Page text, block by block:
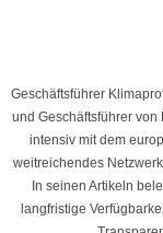
Geschäftsführer
und Geschäftsführer
intensiv mit dem
weitreichendes
In seinen Artikeln
langfristige